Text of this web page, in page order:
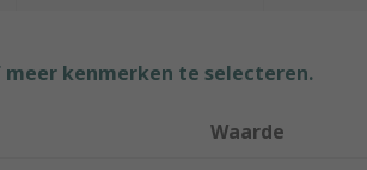
kenmerken te selecteren.
Waarde